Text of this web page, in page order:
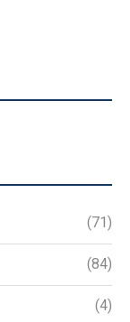
(71)
(84)
(4)